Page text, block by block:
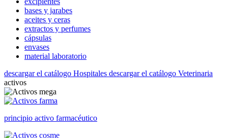
bases y jarabes
aceites y ceras
extractos y perfumes
cápsulas
envases
material laboratorio
descargar el catálogo Hospitales descargar el catálogo Veterinaria
activos
principio activo farmacéutico